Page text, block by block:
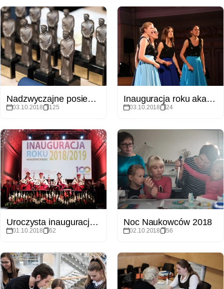
Nadzwyczajne posiedzenie Senatu Uniwersytetu im. Adama Mickiewicza w Poznaniu
03.10.2018 125
Inauguracja roku akademickiego dla studentów zagranicznych
03.10.2018 24
Uroczysta inauguracja roku akademickiego 2018/2019
01.10.2018 62
Noc Naukowców 2018
02.10.2018 56